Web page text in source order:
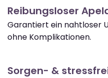
Reibungsloser
Garantiert ein nahtloser
ohne Komplikationen.
Sorgen- &